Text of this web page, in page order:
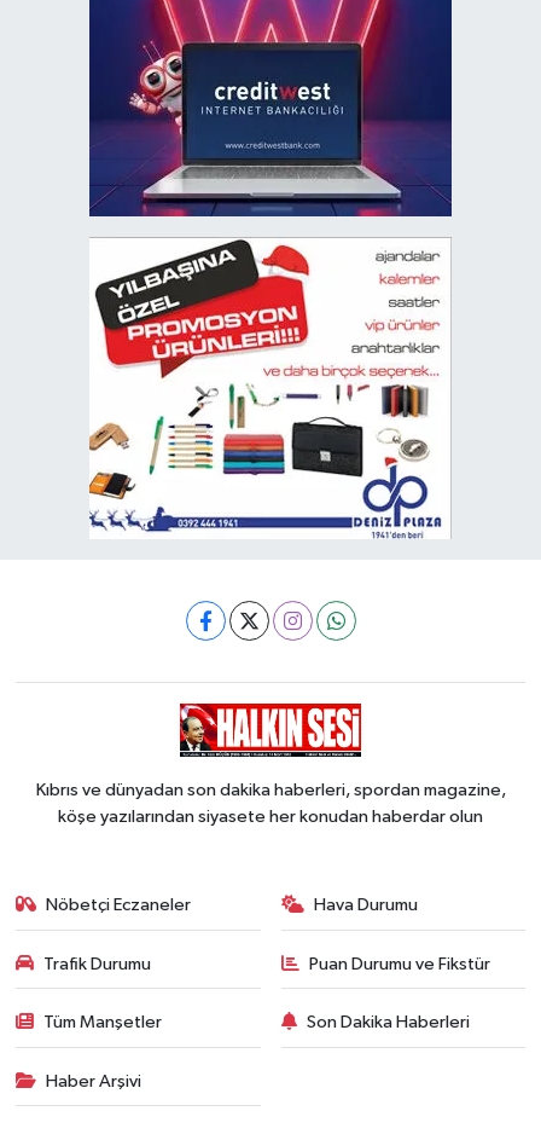
Kıbrıs ve dünyadan son dakika haberleri, spordan magazine,
köşe yazılarından siyasete her konudan haberdar olun
Nöbetçi Eczaneler Hava Durumu
Trafik Durumu Puan Durumu ve Fikstür
Tüm Manşetler Son Dakika Haberleri
Haber Arşivi